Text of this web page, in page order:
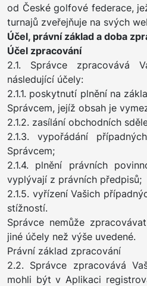
od České golfové federace,
turnajů zveřejňuje na svých
Účel, právní základ a doba
Účel zpracování
2.1. Správce zpracovává
následující účely:
2.1.1. poskytnutí plnění na
Správcem, jejíž obsah je
2.1.2. zasílání obchodních
2.1.3. vypořádání
Správcem;
2.1.4. plnění právních
vyplývají z právních předpisů;
2.1.5. vyřízení Vašich
stížností.
Správce nemůže
jiné účely než výše uvedené.
Právní základ zpracování
2.2. Správce zpracovává
mohli být v Aplikaci